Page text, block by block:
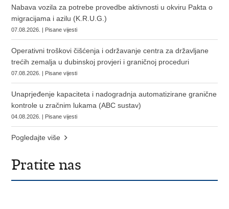
Nabava vozila za potrebe provedbe aktivnosti u okviru Pakta o
migracijama i azilu (K.R.U.G.)
07.08.2026. | Pisane vijesti
Operativni troškovi čišćenja i održavanje centra za državljane
trećih zemalja u dubinskoj provjeri i graničnoj proceduri
07.08.2026. | Pisane vijesti
Unaprjeđenje kapaciteta i nadogradnja automatizirane granične
kontrole u zračnim lukama (ABC sustav)
04.08.2026. | Pisane vijesti
Pogledajte više
Pratite nas